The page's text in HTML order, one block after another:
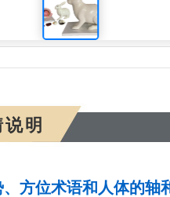
明
方位术语和人体的轴